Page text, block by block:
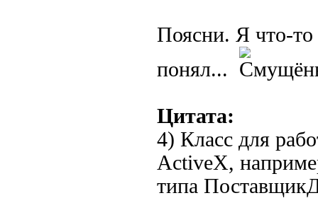
Поясни. Я что-то
понял...
Цитата:
4) Класс для
ActiveX,
типа